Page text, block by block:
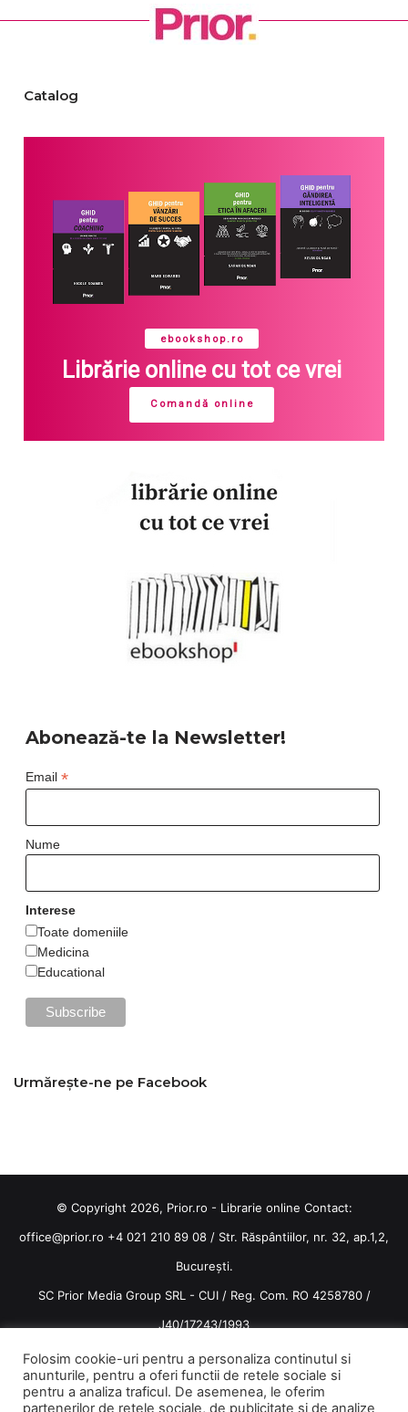
Catalog
ebookshop.ro
Librărie online cu tot ce vrei
Comandă online
Abonează-te la Newsletter!
Email *
Nume
Interese
Toate domeniile
Medicina
Educational
Urmărește-ne pe Facebook
© Copyright 2026, Prior.ro - Librarie online Contact:
office@prior.ro +4 021 210 89 08 / Str. Răspântiilor, nr. 32, ap.1,2,
București.
SC Prior Media Group SRL - CUI / Reg. Com. RO 4258780 /
J40/17243/1993
Termeni și condiții/ Politica de confidentialitate
Terms and conditions
Folosim cookie-uri pentru a personaliza continutul si
anunturile, pentru a oferi functii de retele sociale si
pentru a analiza traficul. De asemenea, le oferim
partenerilor de retele sociale, de publicitate si de analize